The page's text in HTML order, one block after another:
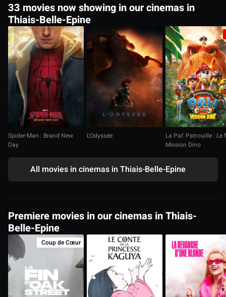
33 movies now showing in our cinemas in
Thiais-Belle-Epine
Spider-Man : Brand New
Day
L'Odyssée
La Pat' Patrouille : Le
Mission Dino
All movies in cinemas in Thiais-Belle-Epine
Premiere movies in our cinemas in Thiais-
Belle-Epine
Coup de Cœur